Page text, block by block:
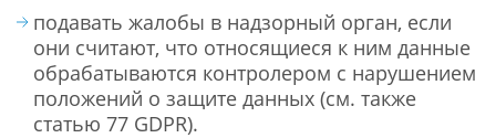
подавать жалобы в надзорный орган, если
они считают, что относящиеся к ним данные
обрабатываются контролером с нарушением
положений о защите данных (см. также
статью 77 GDPR).